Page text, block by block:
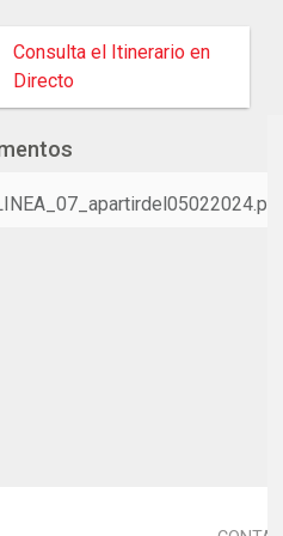
Consulta el Itinerario en
Directo